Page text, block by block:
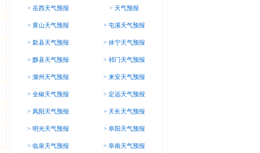
> 岳西天气预报 > 天气预报
> 黄山天气预报 > 屯溪天气预报
> 歙县天气预报 > 休宁天气预报
> 黟县天气预报 > 祁门天气预报
> 滁州天气预报 > 来安天气预报
> 全椒天气预报 > 定远天气预报
> 凤阳天气预报 > 天长天气预报
> 明光天气预报 > 阜阳天气预报
> 临泉天气预报 > 阜南天气预报